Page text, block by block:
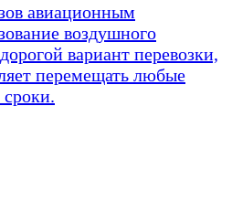
авиационным
воздушного
вариант перевозки,
перемещать любые